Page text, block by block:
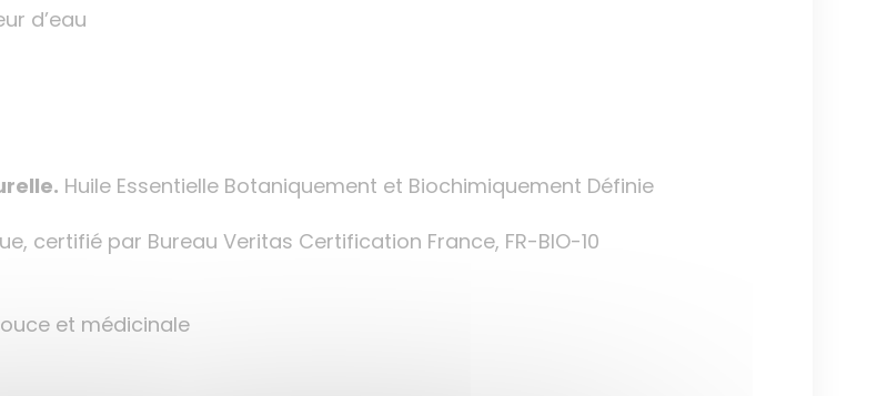
d’eau
Huile Essentielle Botaniquement et Biochimiquement Définie
certifié par Bureau Veritas Certification France, FR-BIO-10
et médicinale